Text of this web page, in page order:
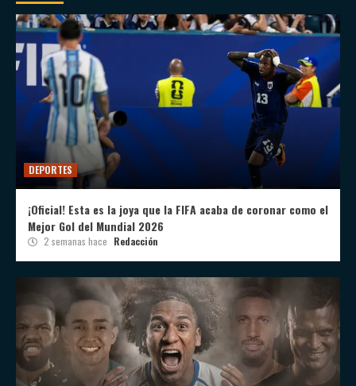
DEPORTES
¡Oficial! Esta es la joya que la FIFA acaba de coronar como el
Mejor Gol del Mundial 2026
2 semanas hace Redacción